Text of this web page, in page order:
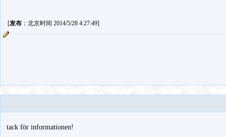
[发布：北京时间 2014/5/28 4:27:49]
tack för informationen!